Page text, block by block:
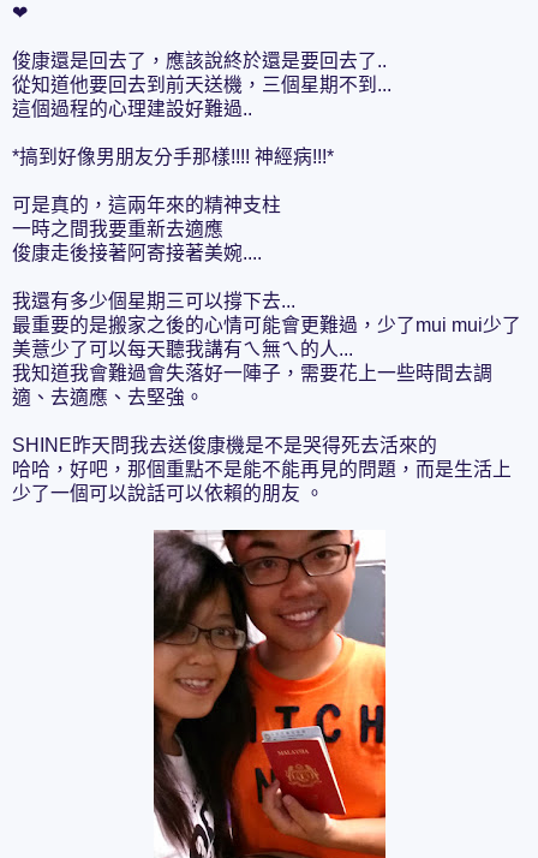
❤
俊康還是回去了，應該說終於還是要回去了..
從知道他要回去到前天送機，三個星期不到...
這個過程的心理建設好難過..
*搞到好像男朋友分手那樣!!!! 神經病!!!*
可是真的，這兩年來的精神支柱
一時之間我要重新去適應
俊康走後接著阿寄接著美婉....
我還有多少個星期三可以撐下去...
最重要的是搬家之後的心情可能會更難過，少了mui mui少了
美薏少了可以每天聽我講有ㄟ無ㄟ的人...
我知道我會難過會失落好一陣子，需要花上一些時間去調
適、去適應、去堅強。
SHINE昨天問我去送俊康機是不是哭得死去活來的
哈哈，好吧，那個重點不是能不能再見的問題，而是生活上
少了一個可以說話可以依賴的朋友 。